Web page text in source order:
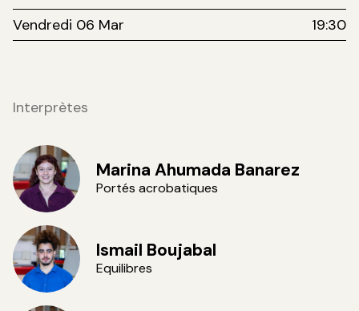
Vendredi 06 Mar
19:30
Interprètes
©VincentVDH
Marina Ahumada Banarez
Portés acrobatiques
Ismail Boujabal
Equilibres